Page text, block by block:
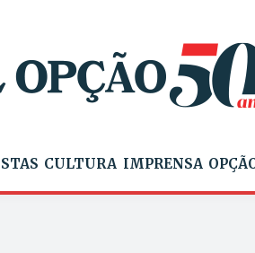
CULTURA IMPRENSA